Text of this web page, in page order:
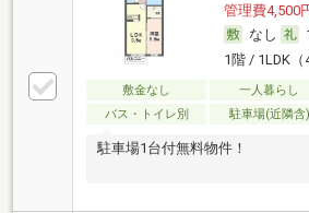
管理費4,500
なし
1階 / 1LDK（
敷金なし 一人暮らし
バス・トイレ別
駐車場(近隣含)
駐車場1台付無料物件！